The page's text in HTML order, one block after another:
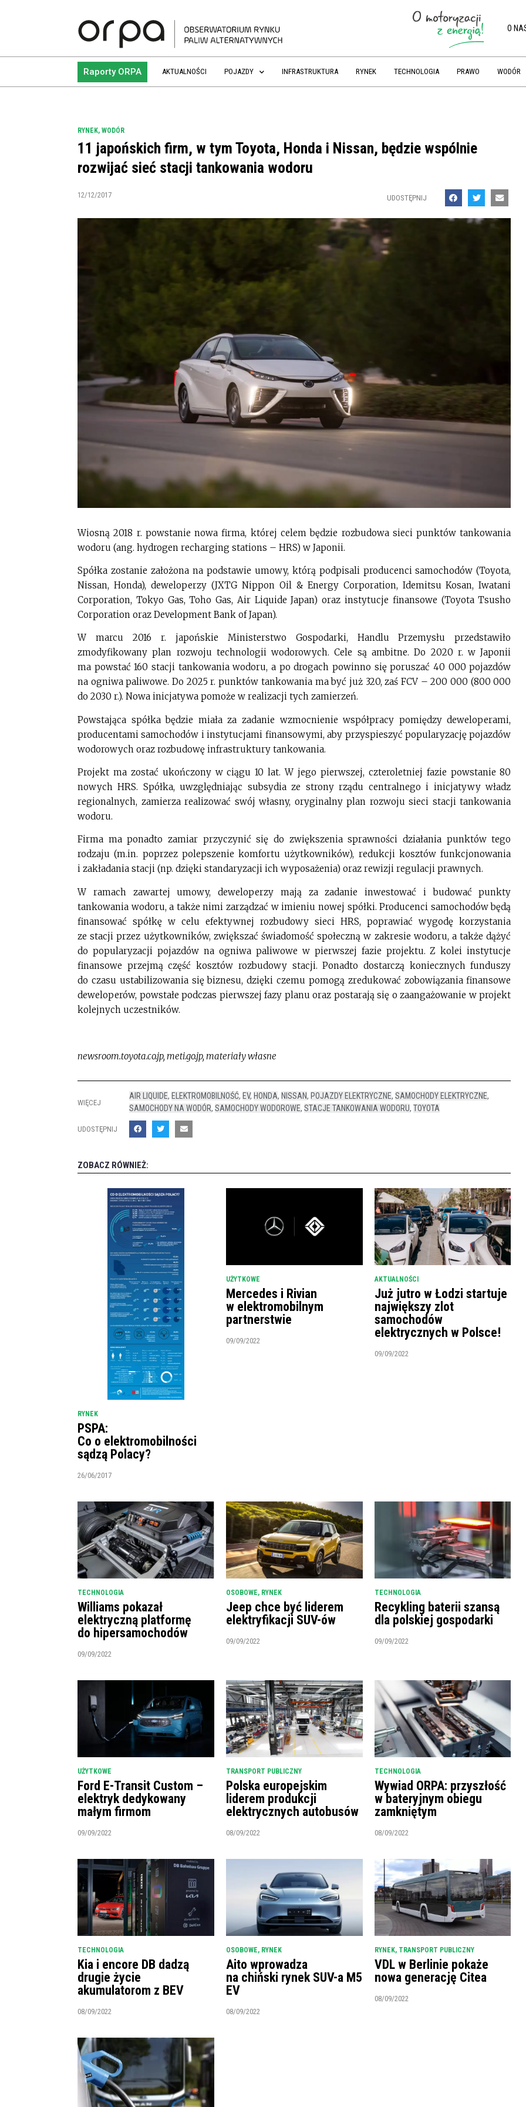
O
Raporty ORPA AKTUALNOŚCI POJAZDY INFRASTRUKTURA RYNEK TECHNOLOGIA PRAWO WODÓR
RYNEK, WODÓR
11 japońskich firm, w tym Toyota, Honda i Nissan, będzie wspólnie
rozwijać sieć stacji tankowania wodoru
12/12/2017 UDOSTĘPNIJ
Wiosną 2018 r. powstanie nowa firma, której celem będzie rozbudowa sieci punktów tankowania
wodoru (ang. hydrogen recharging stations – HRS) w Japonii.
Spółka zostanie założona na podstawie umowy, którą podpisali producenci samochodów (Toyota,
Nissan, Honda), deweloperzy (JXTG Nippon Oil & Energy Corporation, Idemitsu Kosan, Iwatani
Corporation, Tokyo Gas, Toho Gas, Air Liquide Japan) oraz instytucje finansowe (Toyota Tsusho
Corporation oraz Development Bank of Japan).
W marcu 2016 r. japońskie Ministerstwo Gospodarki, Handlu Przemysłu przedstawiło
zmodyfikowany plan rozwoju technologii wodorowych. Cele są ambitne. Do 2020 r. w Japonii
ma powstać 160 stacji tankowania wodoru, a po drogach powinno się poruszać 40 000 pojazdów
na ogniwa paliwowe. Do 2025 r. punktów tankowania ma być już 320, zaś FCV – 200 000 (800 000
do 2030 r.). Nowa inicjatywa pomoże w realizacji tych zamierzeń.
Powstająca spółka będzie miała za zadanie wzmocnienie współpracy pomiędzy deweloperami,
producentami samochodów i instytucjami finansowymi, aby przyspieszyć popularyzację pojazdów
wodorowych oraz rozbudowę infrastruktury tankowania.
Projekt ma zostać ukończony w ciągu 10 lat. W jego pierwszej, czteroletniej fazie powstanie 80
nowych HRS. Spółka, uwzględniając subsydia ze strony rządu centralnego i inicjatywy władz
regionalnych, zamierza realizować swój własny, oryginalny plan rozwoju sieci stacji tankowania
wodoru.
Firma ma ponadto zamiar przyczynić się do zwiększenia sprawności działania punktów tego
rodzaju (m.in. poprzez polepszenie komfortu użytkowników), redukcji kosztów funkcjonowania
i zakładania stacji (np. dzięki standaryzacji ich wyposażenia) oraz rewizji regulacji prawnych.
W ramach zawartej umowy, deweloperzy mają za zadanie inwestować i budować punkty
tankowania wodoru, a także nimi zarządzać w imieniu nowej spółki. Producenci samochodów będą
finansować spółkę w celu efektywnej rozbudowy sieci HRS, poprawiać wygodę korzystania
ze stacji przez użytkowników, zwiększać świadomość społeczną w zakresie wodoru, a także dążyć
do popularyzacji pojazdów na ogniwa paliwowe w pierwszej fazie projektu. Z kolei instytucje
finansowe przejmą część kosztów rozbudowy stacji. Ponadto dostarczą koniecznych funduszy
do czasu ustabilizowania się biznesu, dzięki czemu pomogą zredukować zobowiązania finansowe
deweloperów, powstałe podczas pierwszej fazy planu oraz postarają się o zaangażowanie w projekt
kolejnych uczestników.
newsroom.toyota.co.jp, meti.go.jp, materiały własne
WIĘCEJ
AIR LIQUIDE, ELEKTROMOBILNOŚĆ, EV, HONDA, NISSAN, POJAZDY ELEKTRYCZNE, SAMOCHODY ELEKTRYCZNE,
SAMOCHODY NA WODÓR, SAMOCHODY WODOROWE, STACJE TANKOWANIA WODORU, TOYOTA
UDOSTĘPNIJ
ZOBACZ RÓWNIEŻ:
RYNEK
PSPA:
Co o elektromobilności
sądzą Polacy?
26/06/2017
UŻYTKOWE
Mercedes i Rivian
w elektromobilnym
partnerstwie
09/09/2022
AKTUALNOŚCI
Już jutro w Łodzi startuje
największy zlot
samochodów
elektrycznych w Polsce!
09/09/2022
TECHNOLOGIA
Williams pokazał
elektryczną platformę
do hipersamochodów
09/09/2022
OSOBOWE, RYNEK
Jeep chce być liderem
elektryfikacji SUV-ów
09/09/2022
TECHNOLOGIA
Recykling baterii szansą
dla polskiej gospodarki
09/09/2022
UŻYTKOWE
Ford E-Transit Custom –
elektryk dedykowany
małym firmom
09/09/2022
TRANSPORT PUBLICZNY
Polska europejskim
liderem produkcji
elektrycznych autobusów
08/09/2022
TECHNOLOGIA
Wywiad ORPA: przyszłość
w bateryjnym obiegu
zamkniętym
08/09/2022
TECHNOLOGIA
Kia i encore DB dadzą
drugie życie
akumulatorom z BEV
08/09/2022
OSOBOWE, RYNEK
Aito wprowadza
na chiński rynek SUV-a M5
EV
08/09/2022
RYNEK, TRANSPORT PUBLICZNY
VDL w Berlinie pokaże
nowa generację Citea
08/09/2022